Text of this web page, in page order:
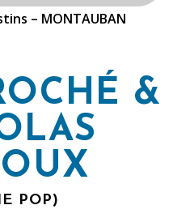
– MONTAUBAN
&
POP)